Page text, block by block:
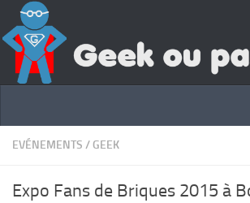
EVÉNEMENTS / GEEK
Expo Fans de Briques 2015 à